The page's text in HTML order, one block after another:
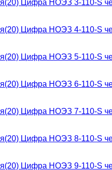
Цифра НОЭЗ 3-110-S
Цифра НОЭЗ 4-110-S
Цифра НОЭЗ 5-110-S
Цифра НОЭЗ 6-110-S
Цифра НОЭЗ 7-110-S
Цифра НОЭЗ 8-110-S
Цифра НОЭЗ 9-110-S